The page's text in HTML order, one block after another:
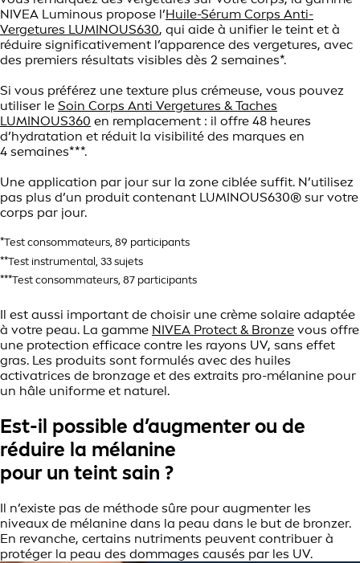
NIVEA Luminous propose l’Huile-Sérum Corps Anti-
Vergetures LUMINOUS630, qui aide à unifier le teint et à
réduire significativement l’apparence des vergetures, avec
des premiers résultats visibles dès 2 semaines*.
Si vous préférez une texture plus crémeuse, vous pouvez
utiliser le Soin Corps Anti Vergetures & Taches
LUMINOUS360 en remplacement : il offre 48 heures
d’hydratation et réduit la visibilité des marques en
4 semaines***.
Une application par jour sur la zone ciblée suffit. N’utilisez
pas plus d’un produit contenant LUMINOUS630® sur votre
corps par jour.
*Test consommateurs, 89 participants
**Test instrumental, 33 sujets
***Test consommateurs, 87 participants
Il est aussi important de choisir une crème solaire adaptée
à votre peau. La gamme NIVEA Protect & Bronze vous offre
une protection efficace contre les rayons UV, sans effet
gras. Les produits sont formulés avec des huiles
activatrices de bronzage et des extraits pro-mélanine pour
un hâle uniforme et naturel.
Est-il possible d’augmenter ou de
réduire la mélanine
pour un teint sain ?
Il n’existe pas de méthode sûre pour augmenter les
niveaux de mélanine dans la peau dans le but de bronzer.
En revanche, certains nutriments peuvent contribuer à
protéger la peau des dommages causés par les UV.